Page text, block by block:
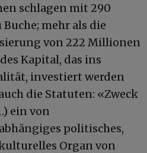
schlagen mit 290
mehr als die
von 222 Millionen
Kapital, das ins
investiert werden
die Statuten: «Zweck
ein von
politisches,
Organ von